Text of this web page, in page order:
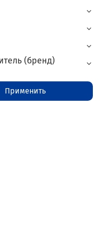
(бренд)
Применить